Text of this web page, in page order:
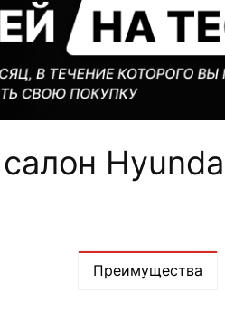
Преимущества